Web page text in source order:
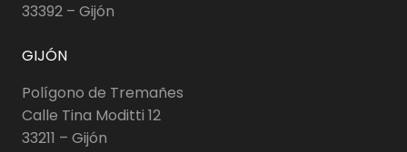
33392 – Gijón
GIJÓN
Polígono de Tremañes
Calle Tina Moditti 12
33211 – Gijón